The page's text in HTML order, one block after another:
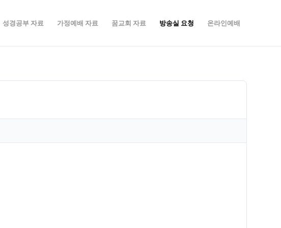
성경공부 자료 가정예배 자료 꿈교회 자료 방송실 요청 온라인예배